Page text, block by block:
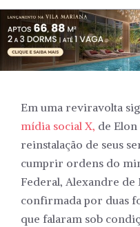
Em uma reviravolta
mídia social X, de
reinstalação de seus
cumprir ordens do
Federal, Alexandre
confirmada por duas
que falaram sob